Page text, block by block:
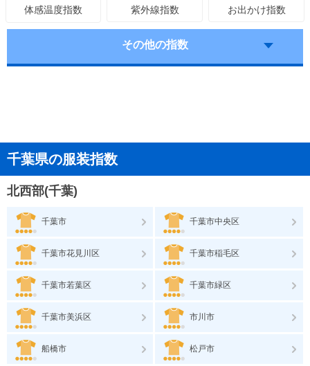
体感温度指数 紫外線指数 お出かけ指数
その他の指数
千葉県の服装指数
北西部(千葉)
千葉市 千葉市中央区
千葉市花見川区 千葉市稲毛区
千葉市若葉区 千葉市緑区
千葉市美浜区 市川市
船橋市 松戸市